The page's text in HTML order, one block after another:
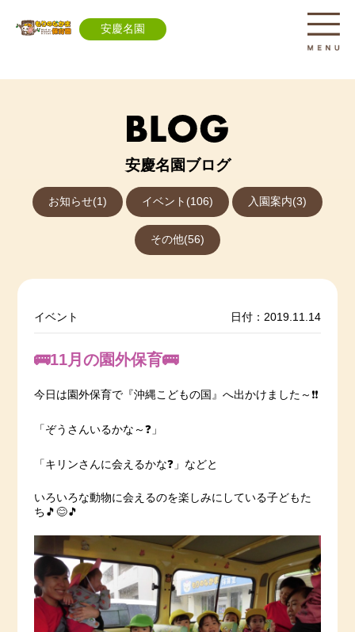
安慶名園
安慶名園ブログ
お知らせ(1) イベント(106) 入園案内(3)
その他(56)
イベント 日付：2019.11.14
🚌11月の園外保育🚌
今日は園外保育で『沖縄こどもの国』へ出かけました～❗️❗️
「ぞうさんいるかな～❓」
「キリンさんに会えるかな❓」などと
いろいろな動物に会えるのを楽しみにしている子どもた
ち🎵😊🎵